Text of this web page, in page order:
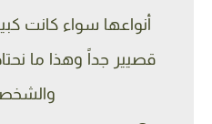
أنواعها سواء كانت
قصيير جداً وهذا ما